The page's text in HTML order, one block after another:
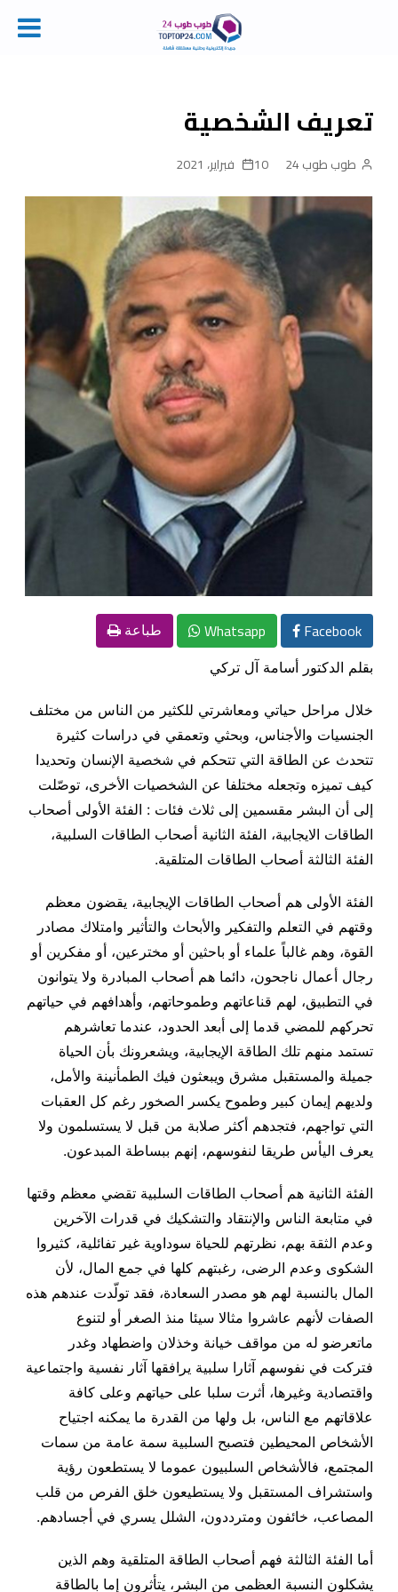
contentتعريف الشخصية
طوب طوب 24 10 فبراير، 2021
Facebook
Whatsapp طباعة
بقلم الدكتور أسامة آل تركي‎
خلال مراحل حياتي ومعاشرتي للكثير من الناس من مختلف
الجنسيات والأجناس، وبحثي وتعمقي في دراسات كثيرة
تتحدث عن الطاقة التي تتحكم في شخصية الإنسان وتحديدا
كيف تميزه وتجعله مختلفا عن الشخصيات الأخرى، توصّلت
إلى أن البشر مقسمين إلى ثلاث فئات : الفئة الأولى أصحاب
الطاقات الايجابية، الفئة الثانية أصحاب الطاقات السلبية،
الفئة الثالثة أصحاب الطاقات المتلقية.
الفئة الأولى هم أصحاب الطاقات الإيجابية، يقضون معظم
وقتهم في التعلم والتفكير والأبحاث والتأثير وامتلاك مصادر
القوة، وهم غالباً علماء أو باحثين أو مخترعين، أو مفكرين أو
رجال أعمال ناجحون، دائما هم أصحاب المبادرة ولا يتوانون
في التطبيق، لهم قناعاتهم وطموحاتهم، وأهدافهم في حياتهم
تحركهم للمضي قدما إلى أبعد الحدود، عندما تعاشرهم
تستمد منهم تلك الطاقة الإيجابية، ويشعرونك بأن الحياة
جميلة والمستقبل مشرق ويبعثون فيك الطمأنينة والأمل،
ولديهم إيمان كبير وطموح يكسر الصخور رغم كل العقبات
التي تواجهم، فتجدهم أكثر صلابة من قبل لا يستسلمون ولا
يعرف اليأس طريقا لنفوسهم، إنهم ببساطة المبدعون.
الفئة الثانية هم أصحاب الطاقات السلبية تقضي معظم وقتها
في متابعة الناس والإنتقاد والتشكيك في قدرات الآخرين
وعدم الثقة بهم، نظرتهم للحياة سوداوية غير تفائلية، كثيروا
الشكوى وعدم الرضى، رغبتهم كلها في جمع المال، لأن
المال بالنسبة لهم هو مصدر السعادة، فقد تولّدت عندهم هذه
الصفات لأنهم عاشروا مثالا سيئا منذ الصغر أو لتنوع
ماتعرضو له من مواقف خيانة وخذلان واضطهاد وغدر
فتركت في نفوسهم آثارا سلبية يرافقها آثار نفسية واجتماعية
واقتصادية وغيرها، أثرت سلبا على حياتهم وعلى كافة
علاقاتهم مع الناس، بل ولها من القدرة ما يمكنه اجتياح
الأشخاص المحيطين فتصبح السلبية سمة عامة من سمات
المجتمع، فالأشخاص السلبيون عموما لا يستطعون رؤية
واستشراف المستقبل ولا يستطيعون خلق الفرص من قلب
المصاعب، خائفون ومترددون، الشلل يسري في أجسادهم.
أما الفئة الثالثة فهم أصحاب الطاقة المتلقية وهم الذين
يشكلون النسبة العظمى من البشر، يتأثرون إما بالطاقة